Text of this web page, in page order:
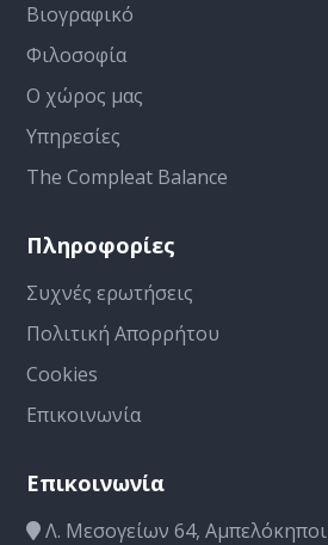
Βιογραφικό
Φιλοσοφία
Ο χώρος μας
Υπηρεσίες
The Compleat Balance
Πληροφορίες
Συχνές ερωτήσεις
Πολιτική Απορρήτου
Cookies
Επικοινωνία
Επικοινωνία
Λ. Μεσογείων 64, Αμπελόκηποι